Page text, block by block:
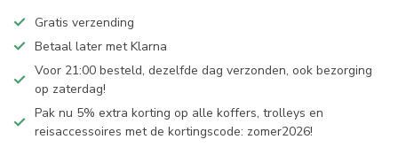
Gratis verzending
Betaal later met Klarna
Voor 21:00 besteld, dezelfde dag verzonden, ook bezorging
op zaterdag!
Pak nu 5% extra korting op alle koffers, trolleys en
reisaccessoires met de kortingscode: zomer2026!